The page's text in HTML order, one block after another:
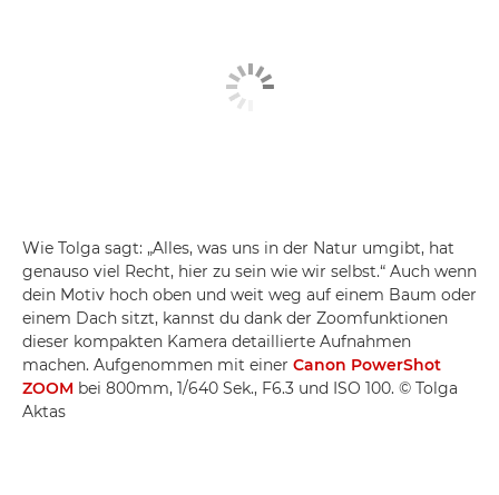
Wie Tolga sagt: „Alles, was uns in der Natur umgibt, hat
genauso viel Recht, hier zu sein wie wir selbst.“ Auch wenn
dein Motiv hoch oben und weit weg auf einem Baum oder
einem Dach sitzt, kannst du dank der Zoomfunktionen
dieser kompakten Kamera detaillierte Aufnahmen
machen. Aufgenommen mit einer Canon PowerShot
ZOOM bei 800mm, 1/640 Sek., F6.3 und ISO 100. © Tolga
Aktas